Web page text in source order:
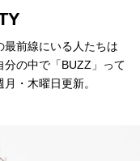
最前線にいる人たちは
分の中で「BUZZ」って
・木曜日更新。